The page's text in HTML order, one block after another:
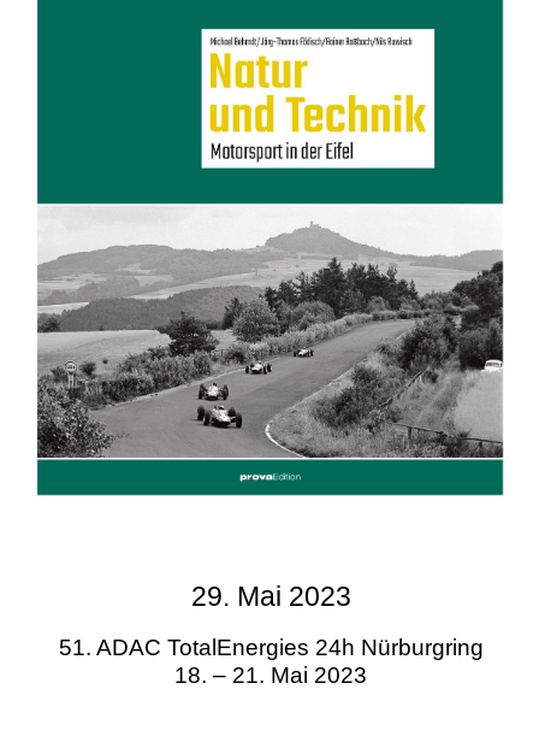
29. Mai 2023
51. ADAC TotalEnergies 24h Nürburgring
18. – 21. Mai 2023